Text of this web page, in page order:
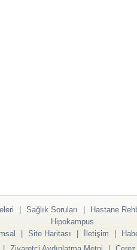
| Sağlık Soruları | Hastane
Hipokampus
| Site Haritası | İletişim |